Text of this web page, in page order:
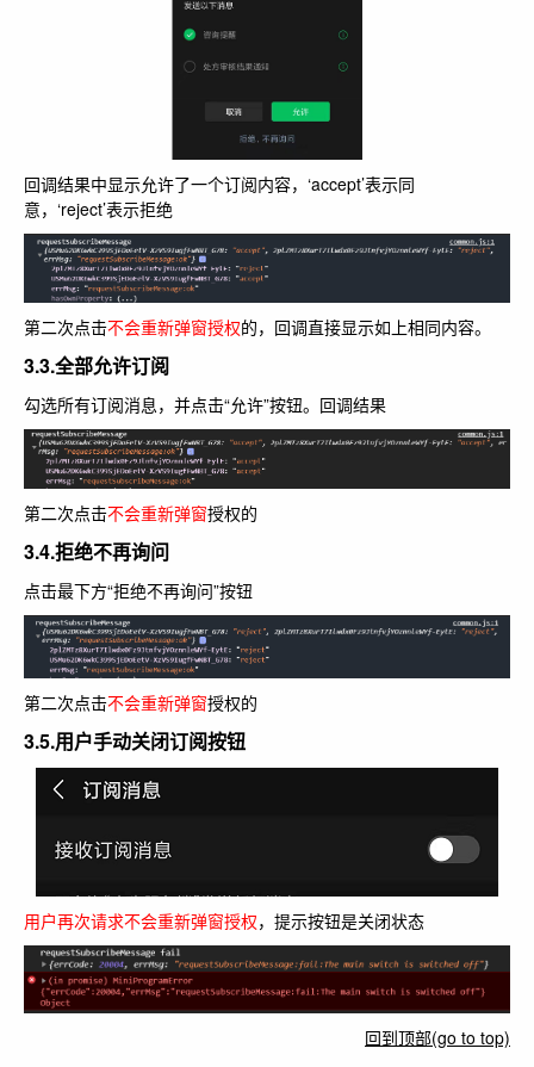
回调结果中显示允许了一个订阅内容，‘accept’表示同
意，‘reject’表示拒绝
第二次点击不会重新弹窗授权的，回调直接显示如上相同内容。
3.3.全部允许订阅
勾选所有订阅消息，并点击“允许”按钮。回调结果
第二次点击不会重新弹窗授权的
3.4.拒绝不再询问
点击最下方“拒绝不再询问”按钮
第二次点击不会重新弹窗授权的
3.5.用户手动关闭订阅按钮
用户再次请求不会重新弹窗授权，提示按钮是关闭状态
回到顶部(go to top)